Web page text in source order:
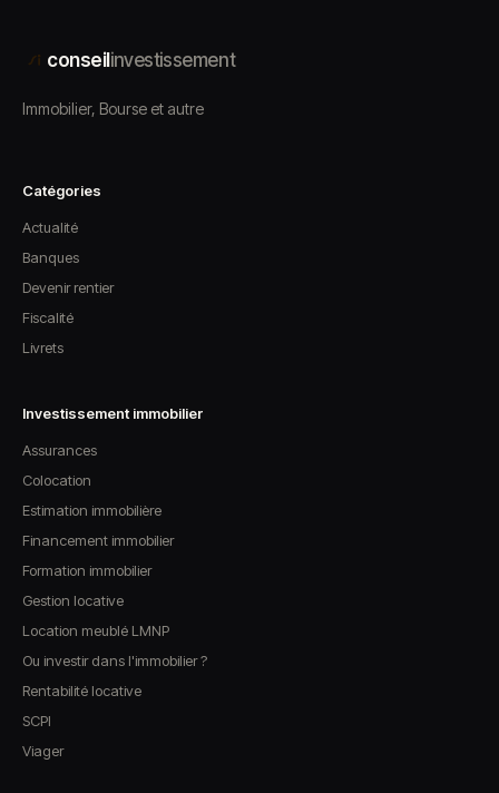
conseilinvestissement
Immobilier, Bourse et autre
Catégories
Actualité
Banques
Devenir rentier
Fiscalité
Livrets
Investissement immobilier
Assurances
Colocation
Estimation immobilière
Financement immobilier
Formation immobilier
Gestion locative
Location meublé LMNP
Ou investir dans l'immobilier ?
Rentabilité locative
SCPI
Viager